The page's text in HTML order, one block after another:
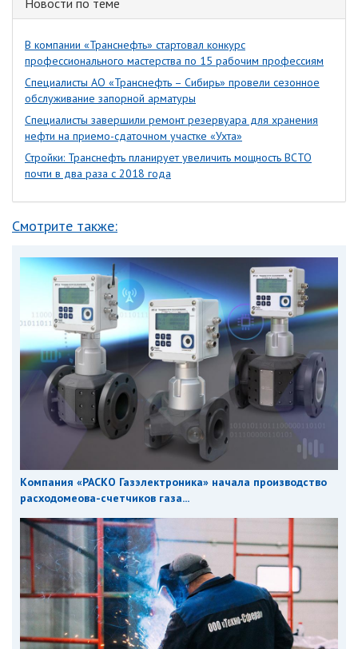
Новости по теме
В компании «Транснефть» стартовал конкурс
профессионального мастерства по 15 рабочим профессиям
Специалисты АО «Транснефть – Сибирь» провели сезонное
обслуживание запорной арматуры
Специалисты завершили ремонт резервуара для хранения
нефти на приемо-сдаточном участке «Ухта»
Стройки: Транснефть планирует увеличить мощность ВСТО
почти в два раза с 2018 года
Смотрите также:
Компания «РАСКО Газэлектроника» начала производство
расходомеова-счетчиков газа...